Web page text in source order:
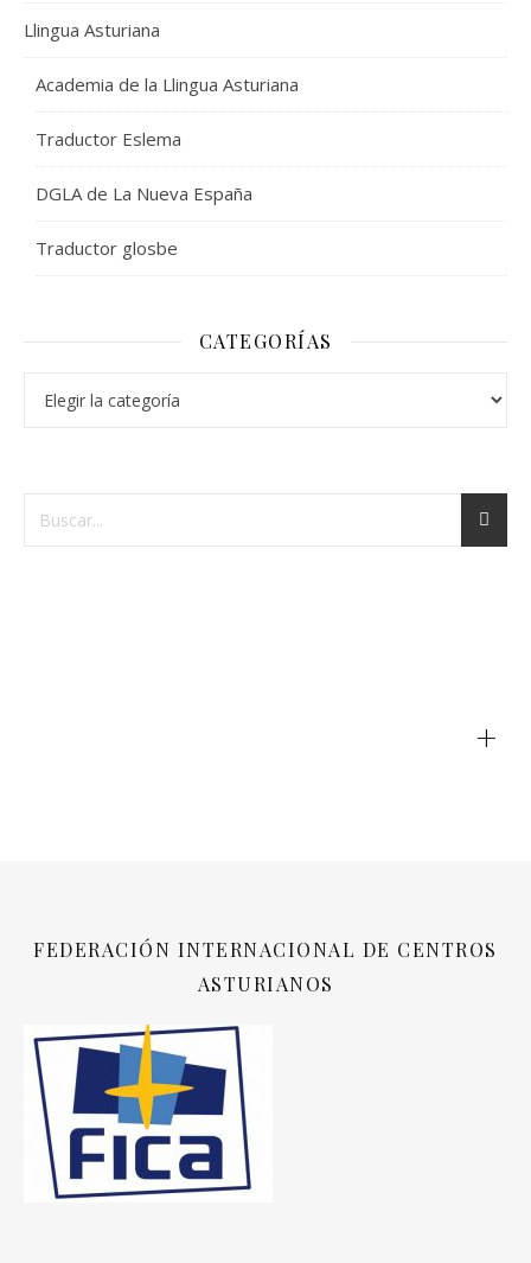
Llingua Asturiana
Academia de la Llingua Asturiana
Traductor Eslema
DGLA de La Nueva España
Traductor glosbe
CATEGORÍAS
+
FEDERACIÓN INTERNACIONAL DE CENTROS
ASTURIANOS